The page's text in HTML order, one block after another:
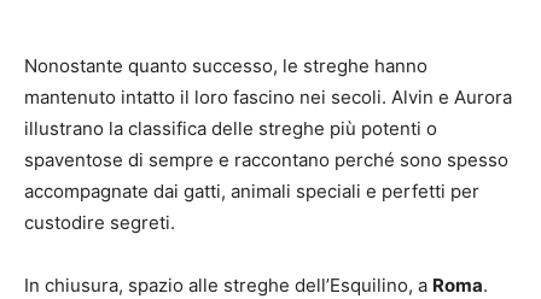
Nonostante quanto successo, le streghe hanno
mantenuto intatto il loro fascino nei secoli. Alvin e Aurora
illustrano la classifica delle streghe più potenti o
spaventose di sempre e raccontano perché sono spesso
accompagnate dai gatti, animali speciali e perfetti per
custodire segreti.
In chiusura, spazio alle streghe dell’Esquilino, a Roma.